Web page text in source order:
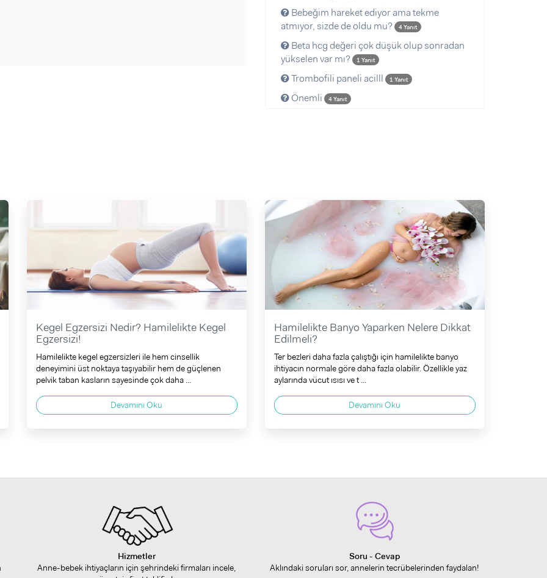
Bebeğim hareket ediyor ama tekme
atmıyor, sizde de oldu mu?
4 Yanıt
Beta hcg değeri çok düşük olup sonradan
yükselen var mı?
1 Yanıt
Trombofili paneli acilll 1 Yanıt
Önemli 4 Yanıt
Kegel Egzersizi Nedir? Hamilelikte Kegel
Egzersizi!
Hamilelikte kegel egzersizleri ile hem cinsellik
deneyimini üst noktaya taşıyabilir hem de güçlenen
pelvik taban kasların sayesinde çok daha ...
Devamını Oku
Hamilelikte Banyo Yaparken Nelere Dikkat
Edilmeli?
Ter bezleri daha fazla çalıştığı için hamilelikte banyo
ihtiyacın normale göre daha fazla olabilir. Özellikle yaz
aylarında vücut ısısı ve t ...
Devamını Oku
Hizmetler
Anne-bebek ihtiyaçların için şehrindeki firmaları incele,
Soru - Cevap
Aklındaki soruları sor, annelerin tecrübelerinden faydalan!